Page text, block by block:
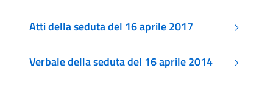
Atti della seduta del 16 aprile 2017
Verbale della seduta del 16 aprile 2014